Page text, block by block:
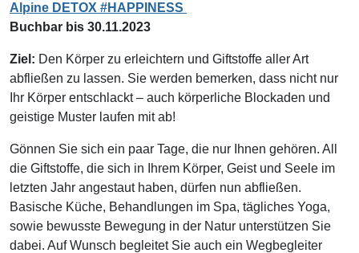
Alpine DETOX #HAPPINESS
Buchbar bis 30.11.2023
Ziel: Den Körper zu erleichtern und Giftstoffe aller Art
abfließen zu lassen. Sie werden bemerken, dass nicht nur
Ihr Körper entschlackt – auch körperliche Blockaden und
geistige Muster laufen mit ab!
Gönnen Sie sich ein paar Tage, die nur Ihnen gehören. All
die Giftstoffe, die sich in Ihrem Körper, Geist und Seele im
letzten Jahr angestaut haben, dürfen nun abfließen.
Basische Küche, Behandlungen im Spa, tägliches Yoga,
sowie bewusste Bewegung in der Natur unterstützen Sie
dabei. Auf Wunsch begleitet Sie auch ein Wegbegleiter